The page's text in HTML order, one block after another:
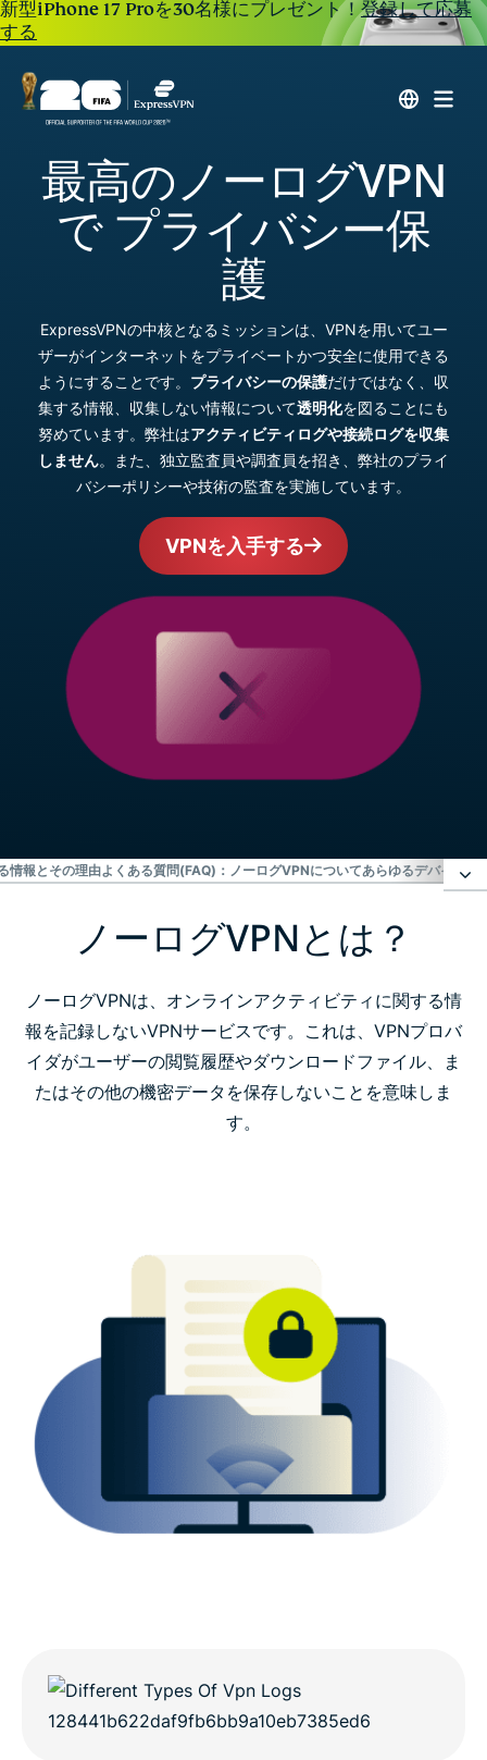
新型iPhone 17 Proを30名様にプレゼント！登録して応募
する
最高のノーログVPN
で プライバシー保
護
ExpressVPNの中核となるミッションは、VPNを用いてユー
ザーがインターネットをプライベートかつ安全に使用できる
ようにすることです。 プライバシーの保護だけではなく、収
集する情報、収集しない情報について透明化を図ることにも
努めています。弊社はアクティビティログや接続ログを収集
しません。また、独立監査員や調査員を招き、弊社のプライ
バシーポリシーや技術の監査を実施しています。
VPNを入手する
情報とその理由よくある質問(FAQ)：ノーログVPNについてあらゆるデバイスに
ノーログVPNとは？
ExpressVPN：信頼できるノーログVPN
ExpressVPNはログを記録しますか？
ExpressVPNが収集する情報とその理由
あらゆるデバイスにExpressVPNをダウンロード
VPN使用に関する詳細
接続ログとアクティビティログを保持しないVPNをお
探しですか？
ノーログVPNとは？
ノーログVPNは、オンラインアクティビティに関する情
報を記録しないVPNサービスです。これは、VPNプロバ
イダがユーザーの閲覧履歴やダウンロードファイル、ま
たはその他の機密データを保存しないことを意味しま
す。